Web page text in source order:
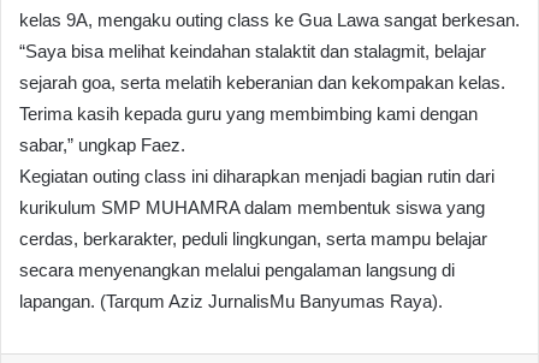
kelas 9A, mengaku outing class ke Gua Lawa sangat berkesan.
“Saya bisa melihat keindahan stalaktit dan stalagmit, belajar
sejarah goa, serta melatih keberanian dan kekompakan kelas.
Terima kasih kepada guru yang membimbing kami dengan
sabar,” ungkap Faez.
Kegiatan outing class ini diharapkan menjadi bagian rutin dari
kurikulum SMP MUHAMRA dalam membentuk siswa yang
cerdas, berkarakter, peduli lingkungan, serta mampu belajar
secara menyenangkan melalui pengalaman langsung di
lapangan. (Tarqum Aziz JurnalisMu Banyumas Raya).